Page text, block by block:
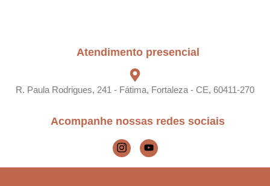
Atendimento presencial
R. Paula Rodrigues, 241 - Fátima, Fortaleza - CE, 60411-270
Acompanhe nossas redes sociais